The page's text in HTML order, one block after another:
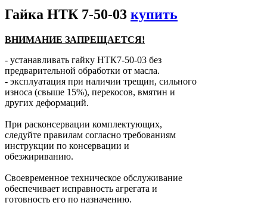
Гайка НТК 7-50-03 купить
ВНИМАНИЕ ЗАПРЕЩАЕТСЯ!
- устанавливать гайку НТК7-50-03 без
предварительной обработки от масла.
- эксплуатация при наличии трещин, сильного
износа (свыше 15%), перекосов, вмятин и
других деформаций.
При расконсервации комплектующих,
следуйте правилам согласно требованиям
инструкции по консервации и
обезжириванию.
Своевременное техническое обслуживание
обеспечивает исправность агрегата и
готовность его по назначению.